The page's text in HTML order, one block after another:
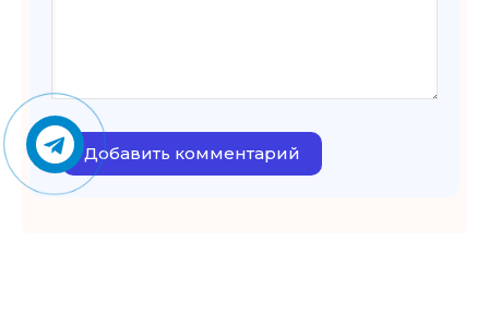
Добавить комментарий